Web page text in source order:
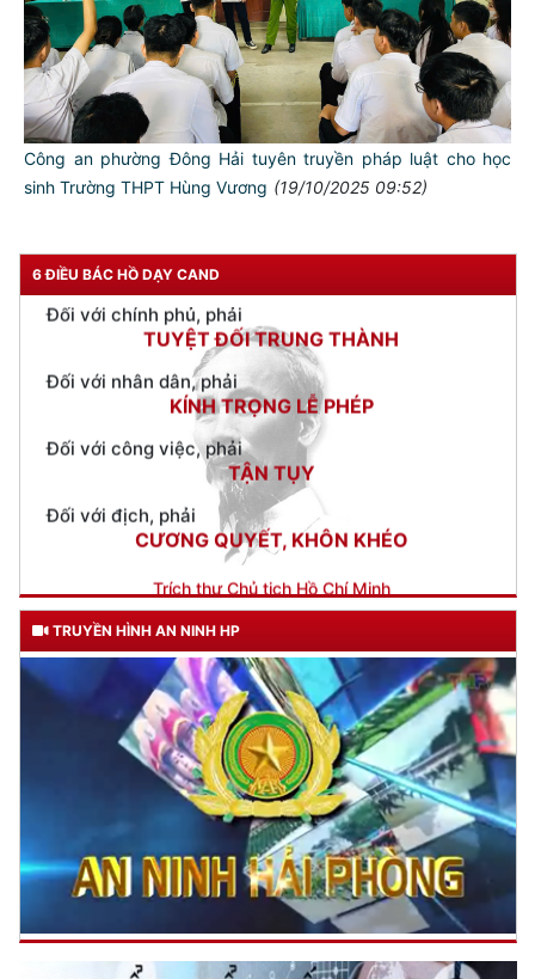
Công an phường Đông Hải tuyên truyền pháp luật cho học
sinh Trường THPT Hùng Vương (19/10/2025 09:52)
6 ĐIỀU BÁC HỒ DẠY CAND
TƯ CÁCH
NGƯỜI CÔNG AN CÁCH MỆNH LÀ:
Đối với tự mình, phải
CẦN, KIỆM, LIÊM, CHÍNH
Đối với đồng sự, phải
THÂN ÁI GIÚP ĐỠ
Đối với nhân dân, phải
KÍNH TRỌNG LỄ PHÉP
Đối với công việc, phải
TẬN TỤY
Đối với địch, phải
CƯƠNG QUYẾT, KHÔN KHÉO
Trích thư Chủ tịch Hồ Chí Minh
gửi Công an Khu XII,
ngày 11 tháng 3 năm 1948.
TRUYỀN HÌNH AN NINH HP